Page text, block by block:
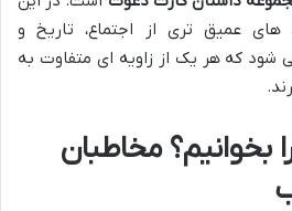
های عمیق تری از اجتماع، تاریخ و
شود که هر یک از زاویه ای متفاوت به
بخوانیم؟ مخاطبان